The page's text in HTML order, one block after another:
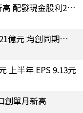
王座財報／上半年每股賺2.41元創新高 配發現金股利2元、配發率83%
精誠營收／7月47.44億元、前七月321億元 均創同期歷史新高
上半年 EPS 9.13元
創單月新高